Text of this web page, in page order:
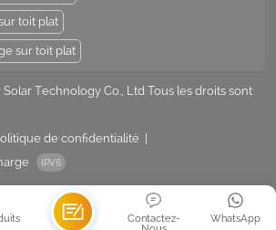
toit plat
sur toit plat
Technology Co., Ltd Tous les droits sont
de confidentialité
WhatsApp
Contactez-